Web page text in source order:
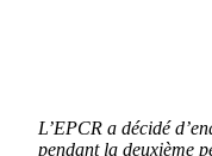
L’EPCR a décidé
pendant la deuxième